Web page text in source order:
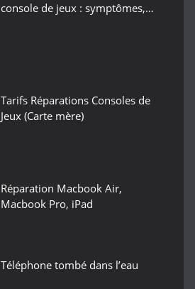
console de jeux : symptômes,…
Tarifs Réparations Consoles de
Jeux (Carte mère)
Réparation Macbook Air,
Macbook Pro, iPad
Téléphone tombé dans l’eau